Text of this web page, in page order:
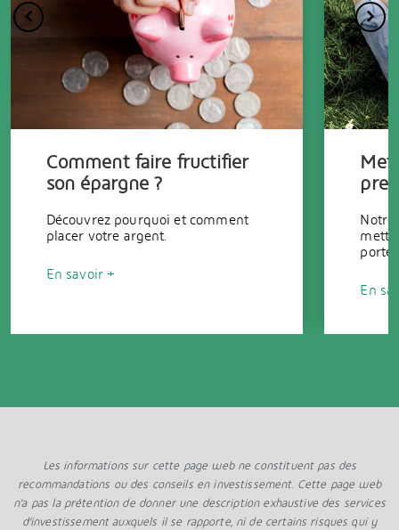
Comment faire fructifier
son épargne ?
Découvrez pourquoi et comment
placer votre argent.
En savoir +
Notre
En
Les informations sur cette page web ne constituent pas des
recommandations ou des conseils en investissement. Cette page web
n'a pas la prétention de donner une description exhaustive des services
d’investissement auxquels il se rapporte, ni de certains risques qui y